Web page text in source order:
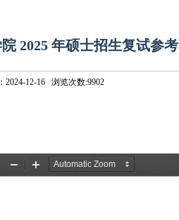
2025 年硕士招生复试参考
2024-12-16 浏览次数:9902